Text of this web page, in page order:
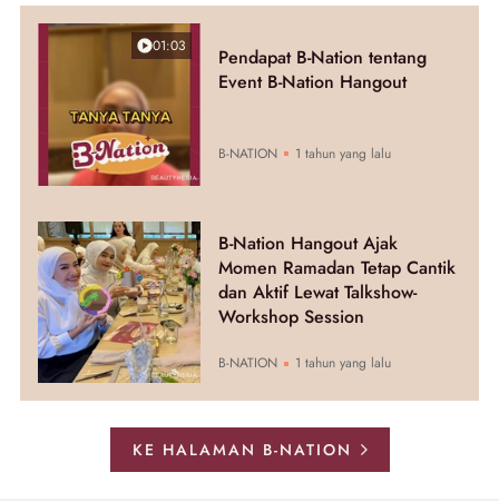
01:03
Pendapat B-Nation tentang
Event B-Nation Hangout
B-NATION 1 tahun yang lalu
B-Nation Hangout Ajak
Momen Ramadan Tetap Cantik
dan Aktif Lewat Talkshow-
Workshop Session
B-NATION 1 tahun yang lalu
KE HALAMAN B-NATION